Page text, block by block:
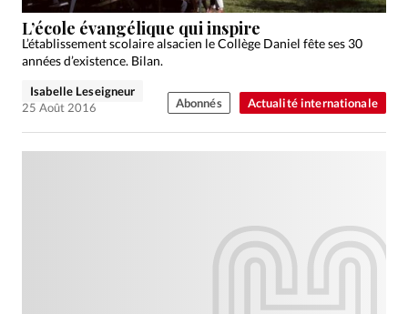
Actualité internationale
L’école évangélique qui inspire
L’établissement scolaire alsacien le Collège Daniel fête ses 30
années d’existence. Bilan.
Isabelle Leseigneur
25 Août 2016
Abonnés